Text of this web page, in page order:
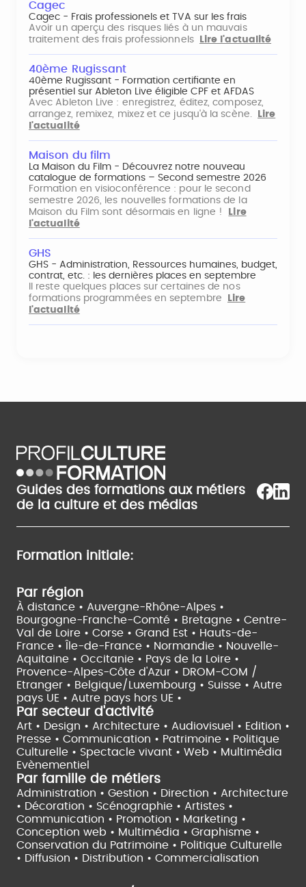
Cagec
Cagec - Frais professionels et TVA sur les frais
Avoir un aperçu des risques liés à un mauvais
traitement des frais professionnels
Lire l'actualité
40ème Rugissant
40ème Rugissant - Formation certifiante en
présentiel sur Ableton Live éligible CPF et AFDAS
Avec Ableton Live : enregistrez, éditez, composez,
arrangez, remixez, mixez et ce jusqu'à la scène.
Lire
l'actualité
Maison du film
La Maison du Film - Découvrez notre nouveau
catalogue de formations – Second semestre 2026
Formation en visioconférence : pour le second
semestre 2026, les nouvelles formations de la
Maison du Film sont désormais en ligne !
Lire
l'actualité
GHS
GHS - Administration, Ressources humaines, budget,
contrat, etc. : les dernières places en septembre
Il reste quelques places sur certaines de nos
formations programmées en septembre
Lire
l'actualité
Guides des formations aux métiers
de la culture et des médias
Formation initiale:
Par région
À distance • Auvergne-Rhône-Alpes •
Bourgogne-Franche-Comté • Bretagne • Centre-
Val de Loire • Corse • Grand Est • Hauts-de-
France •
Île-de-France • Normandie • Nouvelle-
Aquitaine • Occitanie • Pays de la Loire •
Provence-Alpes-Côte d'Azur • DROM-COM /
Etranger • Belgique/Luxembourg • Suisse • Autre
pays UE • Autre pays hors UE •
Par secteur d'activité
Art • Design • Architecture • Audiovisuel • Edition •
Presse • Communication • Patrimoine • Politique
Culturelle • Spectacle vivant • Web • Multimédia
Evènementiel
Par famille de métiers
Administration • Gestion • Direction • Architecture
• Décoration • Scénographie • Artistes •
Communication • Promotion • Marketing •
Conception web • Multimédia • Graphisme •
Conservation du Patrimoine • Politique Culturelle
• Diffusion • Distribution • Commercialisation